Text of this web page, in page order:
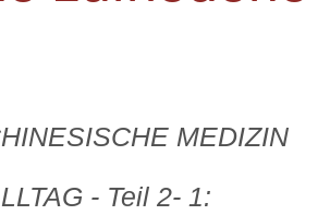
MEDIZIN
- Teil 2- 1: